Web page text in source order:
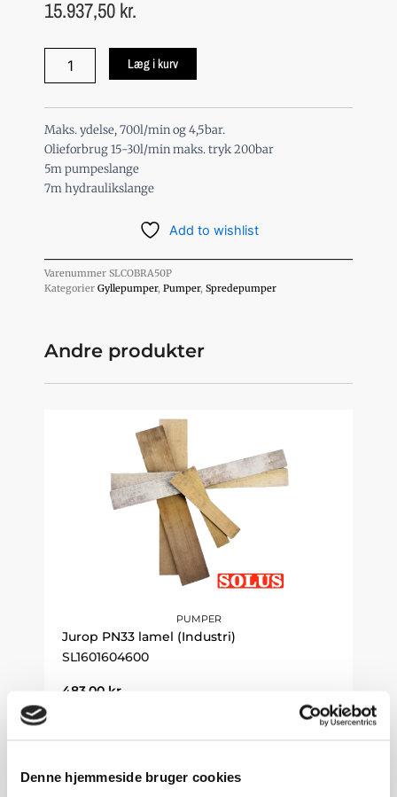
Denne hjemmeside bruger cookies
15.937,50kr.
hydraulisk
drevet
pumpe
antal
Læg i kurv
Maks. ydelse, 700l/min og 4,5bar.
Olieforbrug 15-30l/min maks. tryk 200bar
5m pumpeslange
7m hydraulikslange
Add to wishlist
Varenummer SLCOBRA50P
Kategorier Gyllepumper, Pumper, Spredepumper
Andre produkter
PUMPER
Jurop PN33 lamel (Industri)
SL1601604600
483,00 kr.